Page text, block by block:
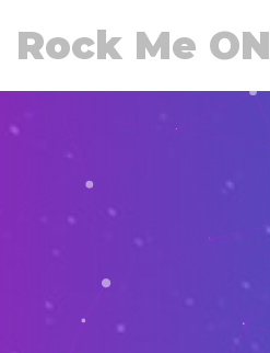
Rock Me ON